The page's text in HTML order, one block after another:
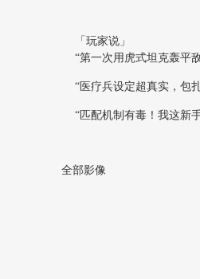
「玩家说」
“第一次用虎式坦克轰平
“医疗兵设定超真实，包
“匹配机制有毒！我这新
全部影像